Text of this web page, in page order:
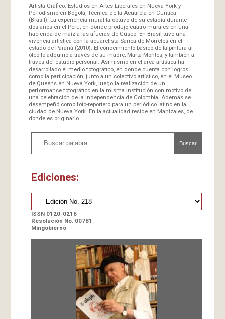
Artista Gráfico. Estudios en Artes Liberales en Nueva York y
Periodismo en Bogotá, Técnica de la Acuarela en Curitiba
(Brasil). La experiencia mural la obtuvo de su estadía durante
dos años en el Perú, en donde produjo cuatro murales en una
hacienda de maíz a las afueras de Cusco. En Brasil tuvo una
vivencia artística con la acuarelista Sarica de Morretes en el
estado de Paraná (2010). El conocimiento básico de la pintura al
óleo lo adquirió a través de su madre, Marta Montes, y también a
través del estudio personal. Asimismo en el área artística ha
desarrollado el medio fotográfico, en donde cuenta con logros
como la participación, junto a un colectivo artístico, en el Museo
de Queens en Nueva York, luego la realización de un
performance fotográfico en la misma institución con motivo de
una celebración de la independencia de Colombia. Además se
desempeñó como foto-reportero para un periódico latino en la
ciudad de Nueva York. En la actualidad reside en Manizales, de
donde es originario.
Buscar
Ediciones:
ISSN 0120-0216
Resolución No. 00781
Mingobierno